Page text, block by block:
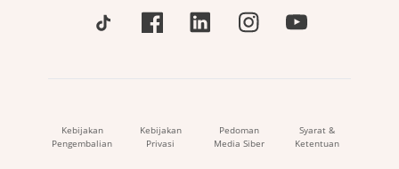
Kebijakan
Pengembalian
Kebijakan
Privasi
Pedoman
Media Siber
Syarat &
Ketentuan